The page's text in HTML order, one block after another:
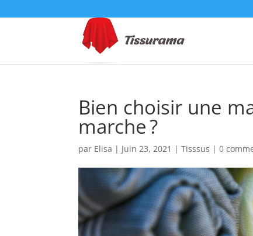
Bien choisir une
marche ?
par Elisa | Juin 23, 2021 |Tisssus |0